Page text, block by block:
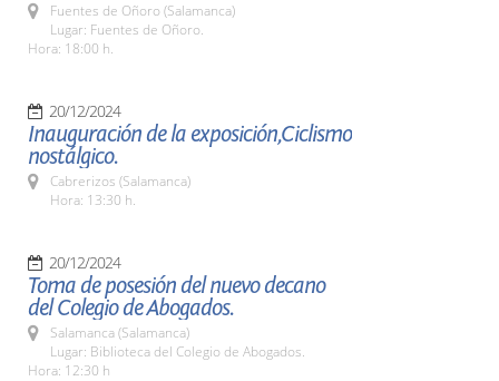
Fuentes de Oñoro (Salamanca)
Lugar: Fuentes de Oñoro.
Hora: 18:00 h.
20/12/2024
Inauguración de la exposición,Ciclismo
nostálgico.
Cabrerizos (Salamanca)
Hora: 13:30 h.
20/12/2024
Toma de posesión del nuevo decano
del Colegio de Abogados.
Salamanca (Salamanca)
Lugar: Biblioteca del Colegio de Abogados.
Hora: 12:30 h